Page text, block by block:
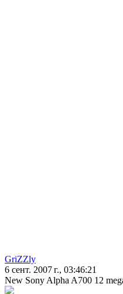
GriZZly
6 сент. 2007 г., 03:46:21
New Sony Alpha A700 12